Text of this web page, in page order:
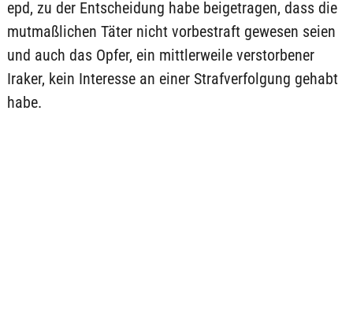
epd, zu der Entscheidung habe beigetragen, dass die
mutmaßlichen Täter nicht vorbestraft gewesen seien
und auch das Opfer, ein mittlerweile verstorbener
Iraker, kein Interesse an einer Strafverfolgung gehabt
habe.